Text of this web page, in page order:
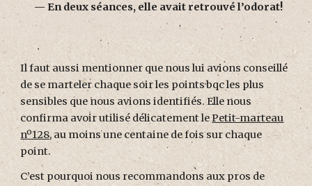
—En deux séances, elle avait retrouvé l’odorat!
Il faut aussi mentionner que nous lui avions conseillé
de se marteler chaque soir les points·bqc les plus
sensibles que nous avions identifiés. Elle nous
confirma avoir utilisé délicatement lePetit-marteau
nº128, au moins une centaine de fois sur chaque
point.
C’est pourquoi nous recommandons aux pros de